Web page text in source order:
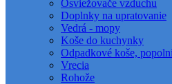
Osviežovače vzduchu
Doplnky na upratovanie
Vedrá - mopy
Koše do kuchynky
Odpadkové koše,
Vrecia
Rohože